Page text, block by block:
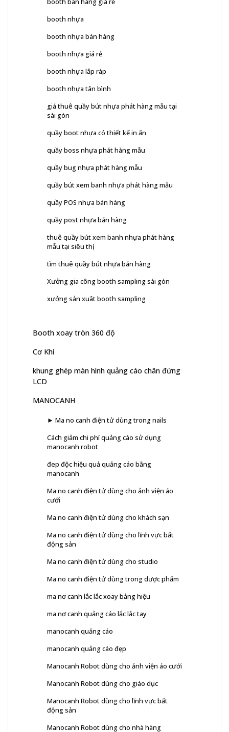
booth nhựa
booth nhựa bán hàng
booth nhựa giá rẻ
booth nhựa lắp ráp
booth nhựa tân bình
giá thuê quầy bút nhựa phát hàng mẫu tại
sài gòn
quầy boot nhựa có thiết kế in ấn
quầy boss nhựa phát hàng mẫu
quầy bug nhựa phát hàng mẫu
quầy bút xem banh nhựa phát hàng mẫu
quầy POS nhựa bán hàng
quầy post nhựa bán hàng
thuê quầy bút xem banh nhựa phát hàng
mẫu tại siêu thị
tìm thuê quầy bút nhựa bán hàng
Xưởng gia công booth sampling sài gòn
xưởng sản xuât booth sampling
Booth xoay tròn 360 độ
Cơ Khí
khung ghép màn hình quảng cáo chân đứng
LCD
MANOCANH
► Ma no canh điện tử dùng trong nails
Cách giảm chi phí quảng cáo sử dụng
manocanh robot
đep độc hiệu quả quảng cáo bằng
manocanh
Ma no canh điện tử dùng cho ảnh viện áo
cưới
Ma no canh điện tử dùng cho khách sạn
Ma no canh điện tử dùng cho lĩnh vực bất
động sản
Ma no canh điện tử dùng cho studio
Ma no canh điện tử dùng trong dược phẩm
ma nơ canh lắc lắc xoay bảng hiệu
ma nơ canh quảng cáo lắc lắc tay
manocanh quảng cáo
manocanh quảng cáo đẹp
Manocanh Robot dùng cho ảnh viện áo cưới
Manocanh Robot dùng cho giáo dục
Manocanh Robot dùng cho lĩnh vực bất
động sản
Manocanh Robot dùng cho nhà hàng